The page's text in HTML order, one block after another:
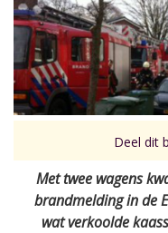
Inklappen
Deel dit
Met twee wagens
brandmelding in de
wat verkoolde